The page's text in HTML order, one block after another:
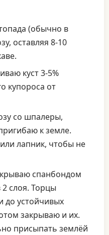
(обычно в
оставляя 8-10
куст 3-5%
купороса от
со шпалеры,
к земле.
лапник, чтобы не
спанбондом
2 слоя. Торцы
до устойчивых
закрываю и их.
присыпать землёй